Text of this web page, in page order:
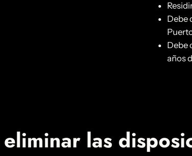
Debe
Debe
años
las